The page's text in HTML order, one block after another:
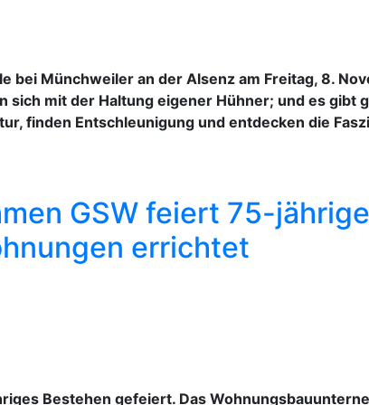
Münchweiler an der Alsenz am Freitag, 8.
mit der Haltung eigener Hühner; und es gibt
finden Entschleunigung und entdecken die
GSW feiert 75-
errichtet
Bestehen gefeiert. Das